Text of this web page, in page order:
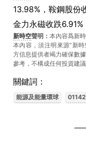
13.98%，鞍鋼股份
金力永磁收跌6.91%
新時空聲明： 本內容爲新
本內容，須注明來源“新時
方信息提供者竭力確保數
參考，不構成任何投資建議
關鍵詞：
能源及能量環球